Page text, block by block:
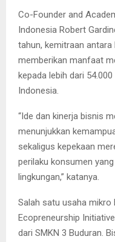
Co-Founder and
Indonesia Robert
tahun, kemitraan
memberikan manfaat
kepada lebih dari
Indonesia.
“Ide dan kinerja bisnis
menunjukkan
sekaligus kepekaan
perilaku konsumen
lingkungan,” katanya.
Salah satu usaha mikro
Ecopreneurship
dari SMKN 3 Buduran.